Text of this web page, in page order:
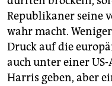
Republikaner seine
wahr macht.
Druck auf die
auch unter einer
Harris geben, aber